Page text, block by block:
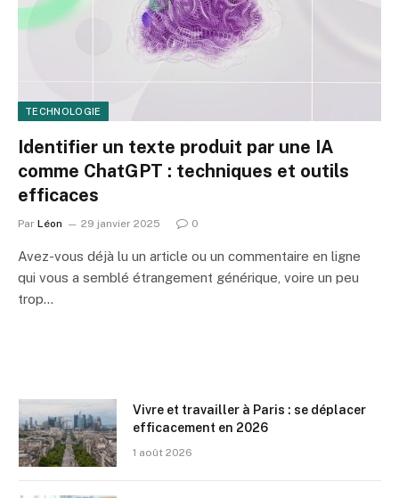
TECHNOLOGIE
Identifier un texte produit par une IA
comme ChatGPT : techniques et outils
efficaces
Par Léon 29 janvier 2025 0
Avez-vous déjà lu un article ou un commentaire en ligne
qui vous a semblé étrangement générique, voire un peu
trop…
Vivre et travailler à Paris : se déplacer
efficacement en 2026
1 août 2026